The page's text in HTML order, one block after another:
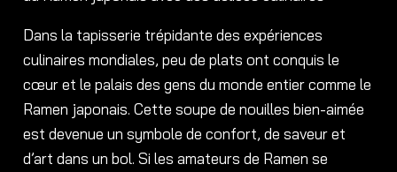
Dans la tapisserie trépidante des expériences
culinaires mondiales, peu de plats ont conquis le
cœur et le palais des gens du monde entier comme le
Ramen japonais. Cette soupe de nouilles bien-aimée
est devenue un symbole de confort, de saveur et
d’art dans un bol. Si les amateurs de Ramen se